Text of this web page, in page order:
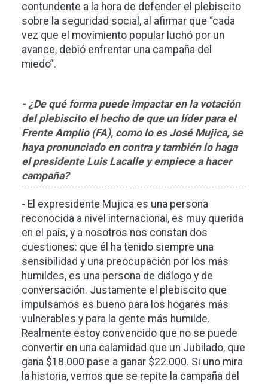
contundente a la hora de defender el plebiscito
sobre la seguridad social, al afirmar que “cada
vez que el movimiento popular luchó por un
avance, debió enfrentar una campaña del
miedo”.
- ¿De qué forma puede impactar en la votación
del plebiscito el hecho de que un líder para el
Frente Amplio (FA), como lo es José Mujica, se
haya pronunciado en contra y también lo haga
el presidente Luis Lacalle y empiece a hacer
campaña?
- El expresidente Mujica es una persona
reconocida a nivel internacional, es muy querida
en el país, y a nosotros nos constan dos
cuestiones: que él ha tenido siempre una
sensibilidad y una preocupación por los más
humildes, es una persona de diálogo y de
conversación. Justamente el plebiscito que
impulsamos es bueno para los hogares más
vulnerables y para la gente más humilde.
Realmente estoy convencido que no se puede
convertir en una calamidad que un Jubilado, que
gana $18.000 pase a ganar $22.000. Si uno mira
la historia, vemos que se repite la campaña del